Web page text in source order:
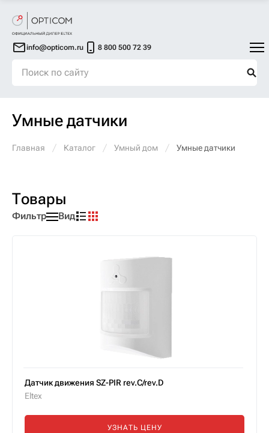
info@opticom.ru 8 800 500 72 39
Умные датчики
Главная Каталог Умный дом Умные датчики
Товары
Фильтр Вид
Датчик движения SZ-PIR rev.C/rev.D
Eltex
УЗНАТЬ ЦЕНУ